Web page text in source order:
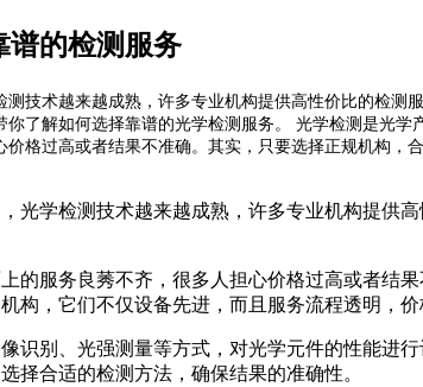
谱的检测服务
技术越来越成熟，许多专业机构提供高性价比的检测
了解如何选择靠谱的光学检测服务。 光学检测是光学
格过高或者结果不准确。其实，只要选择正规机构，
光学检测技术越来越成熟，许多专业机构提供
的服务良莠不齐，很多人担心价格过高或者结
构，它们不仅设备先进，而且服务流程透明，价
识别、光强测量等方式，对光学元件的性能进
择合适的检测方法，确保结果的准确性。